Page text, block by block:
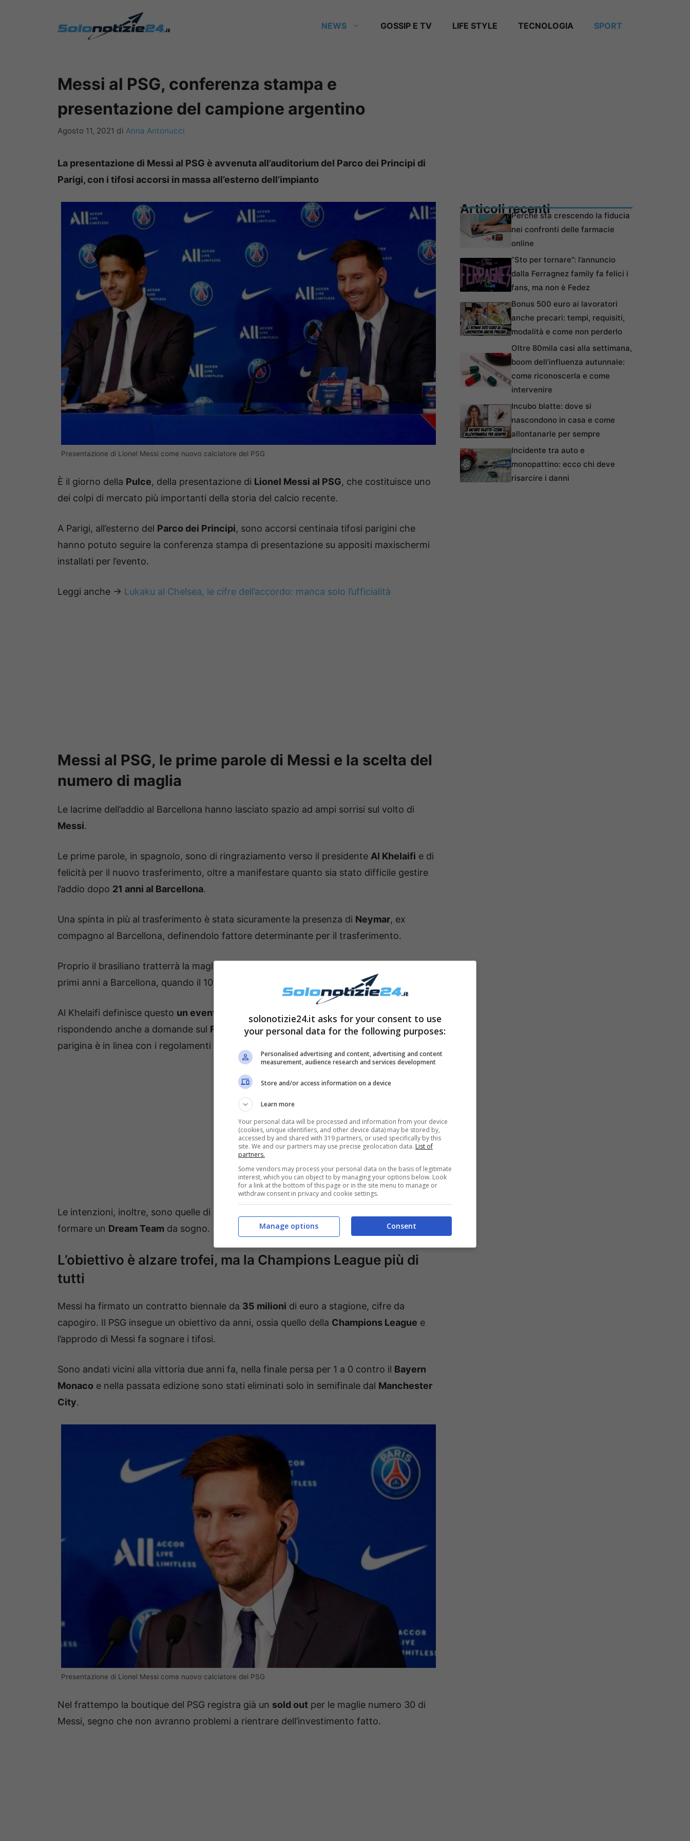
NEWS GOSSIP E TV LIFE STYLE TECNOLOGIA SPORT
Messi al PSG, conferenza stampa e
presentazione del campione argentino
Agosto 11, 2021 di Anna Antonucci
La presentazione di Messi al PSG è avvenuta all’auditorium del Parco dei Principi di
Parigi, con i tifosi accorsi in massa all’esterno dell’impianto
Presentazione di Lionel Messi come nuovo calciatore del PSG
È il giorno della Pulce, della presentazione di Lionel Messi al PSG, che costituisce uno
dei colpi di mercato più importanti della storia del calcio recente.
A Parigi, all’esterno del Parco dei Principi, sono accorsi centinaia tifosi parigini che
hanno potuto seguire la conferenza stampa di presentazione su appositi maxischermi
installati per l’evento.
Leggi anche -> Lukaku al Chelsea, le cifre dell’accordo: manca solo l’ufficialità
Messi al PSG, le prime parole di Messi e la scelta del
numero di maglia
Le lacrime dell’addio al Barcellona hanno lasciato spazio ad ampi sorrisi sul volto di
Messi.
Le prime parole, in spagnolo, sono di ringraziamento verso il presidente Al Khelaifi e di
felicità per il nuovo trasferimento, oltre a manifestare quanto sia stato difficile gestire
l’addio dopo 21 anni al Barcellona.
Una spinta in più al trasferimento è stata sicuramente la presenza di Neymar, ex
compagno al Barcellona, definendolo fattore determinante per il trasferimento.
Proprio il brasiliano tratterrà la maglia
primi anni a Barcellona, quando il 10 era indossato da
Al Khelaifi definisce questo un evento storico
, sia per il PSG che per il calcio,
rispondendo anche a domande sul Fair Play finanziario, asserendo che la squadra
parigina è in linea con i regolamenti imposti dalla
Le intenzioni, inoltre, sono quelle di trattenere
formare un Dream Team da sogno.
L’obiettivo è alzare trofei, ma la Champions League più di
tutti
Messi ha firmato un contratto biennale da 35 milioni di euro a stagione, cifre da
capogiro. Il PSG insegue un obiettivo da anni, ossia quello della Champions League e
l’approdo di Messi fa sognare i tifosi.
Sono andati vicini alla vittoria due anni fa, nella finale persa per 1 a 0 contro il Bayern
Monaco e nella passata edizione sono stati eliminati solo in semifinale dal Manchester
City.
Presentazione di Lionel Messi come nuovo calciatore del PSG
Nel frattempo la boutique del PSG registra già un sold out per le maglie numero 30 di
Messi, segno che non avranno problemi a rientrare dell’investimento fatto.
Articoli recentiPerché sta crescendo la fiducia
nei confronti delle farmacie
online
“Sto per tornare”: l’annuncio
dalla Ferragnez family fa felici i
fans, ma non è Fedez
Bonus 500 euro ai lavoratori
anche precari: tempi, requisiti,
modalità e come non perderlo
Oltre 80mila casi alla settimana,
boom dell’influenza autunnale:
come riconoscerla e come
intervenire
Incubo blatte: dove si
nascondono in casa e come
allontanarle per sempre
Incidente tra auto e
monopattino: ecco chi deve
risarcire i danni
solonotizie24.it asks for your consent to use
your personal data for the following purposes:
Personalised advertising and content, advertising and content
measurement, audience research and services development
Store and/or access information on a device
Learn more
Your personal data will be processed and information from your device
(cookies, unique identifiers, and other device data) may be stored by,
accessed by and shared with 319 partners, or used specifically by this
site. We and our partners may use precise geolocation data. List of
partners.
Some vendors may process your personal data on the basis of legitimate
interest, which you can object to by managing your options below. Look
for a link at the bottom of this page or in the site menu to manage or
withdraw consent in privacy and cookie settings.
Consent
Manage options